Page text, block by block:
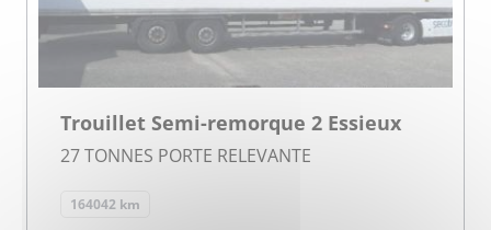
Trouillet Semi-remorque 2 Essieux
27 TONNES PORTE RELEVANTE
164042 km